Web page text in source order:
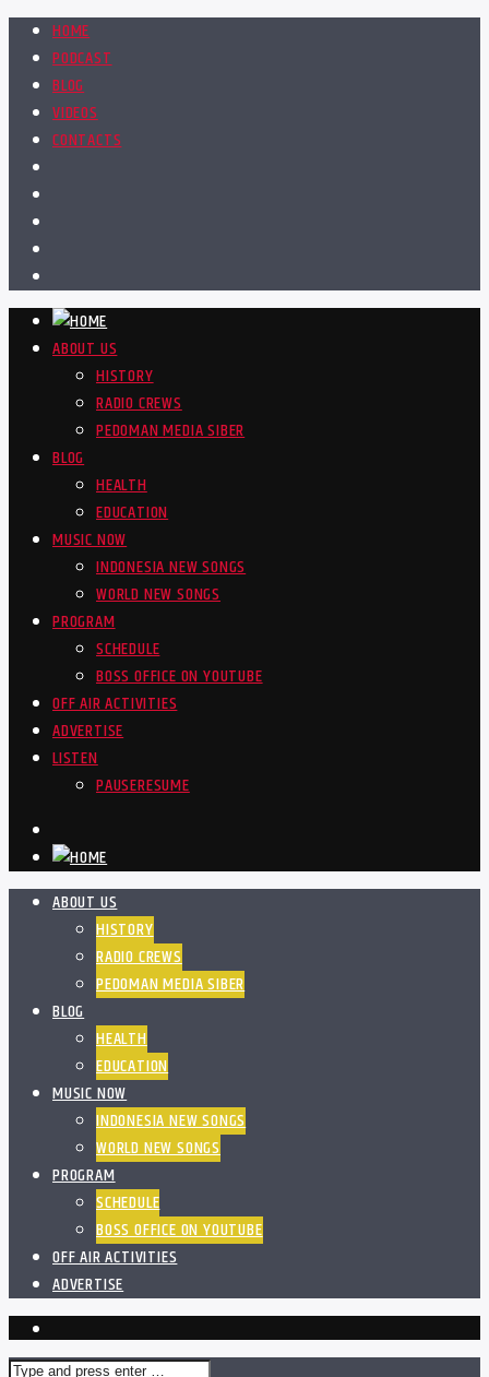
HOME
PODCAST
BLOG
VIDEOS
CONTACTS
ABOUT US
HISTORY
RADIO CREWS
PEDOMAN MEDIA SIBER
BLOG
HEALTH
EDUCATION
MUSIC NOW
INDONESIA NEW SONGS
WORLD NEW SONGS
PROGRAM
SCHEDULE
BOSS OFFICE ON YOUTUBE
OFF AIR ACTIVITIES
ADVERTISE
LISTEN
PAUSERESUME
ABOUT US
HISTORY
RADIO CREWS
PEDOMAN MEDIA SIBER
BLOG
HEALTH
EDUCATION
MUSIC NOW
INDONESIA NEW SONGS
WORLD NEW SONGS
PROGRAM
SCHEDULE
BOSS OFFICE ON YOUTUBE
OFF AIR ACTIVITIES
ADVERTISE